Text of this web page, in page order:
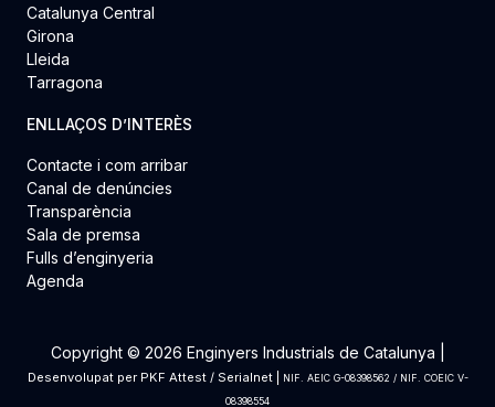
Catalunya Central
Girona
Lleida
Tarragona
ENLLAÇOS D’INTERÈS
Contacte i com arribar
Canal de denúncies
Transparència
Sala de premsa
Fulls d’enginyeria
Agenda
Copyright © 2026 Enginyers Industrials de Catalunya |
Desenvolupat per PKF Attest/ Serialnet|
NIF. AEIC G-08398562 / NIF. COEIC V-
08398554